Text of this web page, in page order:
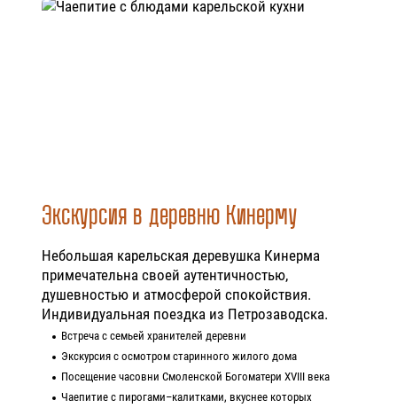
Экскурсия в деревню Кинерму
Небольшая карельская деревушка Кинерма
примечательна своей аутентичностью,
душевностью и атмосферой спокойствия.
Индивидуальная поездка из Петрозаводска.
Встреча с семьей хранителей деревни
Экскурсия с осмотром старинного жилого дома
Посещение часовни Смоленской Богоматери XVIII века
Чаепитие с пирогами–калитками, вкуснее которых